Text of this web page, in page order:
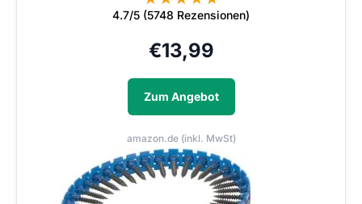
4.7/5 (5748 Rezensionen)
€13,99
Zum Angebot
amazon.de (inkl. MwSt)